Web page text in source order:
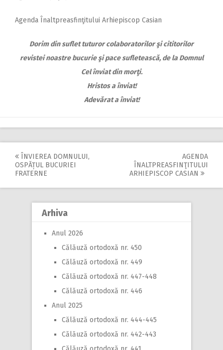
Agenda Înaltpreasfinţitului Arhiepiscop Casian
Dorim din suflet tuturor colaboratorilor şi cititorilor
revistei noastre bucurie şi pace sufletească,de la Domnul
Cel înviat din morţi.
Hristos a înviat!
Adevărat a înviat!
Post
navigation
ÎNVIEREA DOMNULUI,
OSPĂȚUL BUCURIEI
FRATERNE
AGENDA
ÎNALTPREASFINŢITULUI
ARHIEPISCOP CASIAN
Arhiva
Anul 2026
Călăuză ortodoxă nr. 450
Călăuză ortodoxă nr. 449
Călăuză ortodoxă nr. 447-448
Călăuză ortodoxă nr. 446
Anul 2025
Călăuză ortodoxă nr. 444-445
Călăuză ortodoxă nr. 442-443